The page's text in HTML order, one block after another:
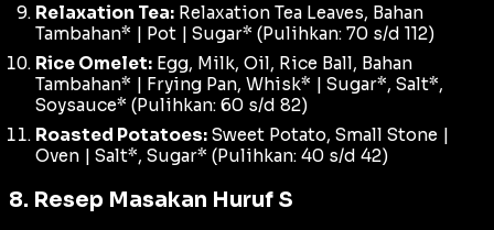
Relaxation Tea: Relaxation Tea Leaves, Bahan
Tambahan* | Pot | Sugar* (Pulihkan: 70 s/d 112)
Rice Omelet: Egg, Milk, Oil, Rice Ball, Bahan
Tambahan* | Frying Pan, Whisk* | Sugar*, Salt*,
Soysauce* (Pulihkan: 60 s/d 82)
Roasted Potatoes: Sweet Potato, Small Stone |
Oven | Salt*, Sugar* (Pulihkan: 40 s/d 42)
8. Resep Masakan Huruf S